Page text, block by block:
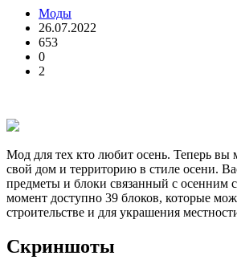
Моды
26.07.2022
653
0
2
Мод для тех кто любит осень. Теперь вы
свой дом и территорию в стиле осени.
предметы и блоки связанный с осенним
момент доступно 39 блоков, которые
строительстве и для украшения
Скриншоты